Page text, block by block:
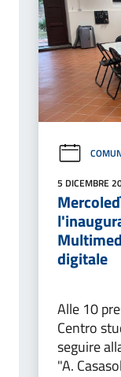
5 DICEMBRE
digitale
Alle 10
Centro
seguire
"A.